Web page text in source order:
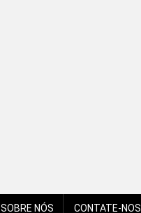
SOBRE NÓS CONTATE-NOS